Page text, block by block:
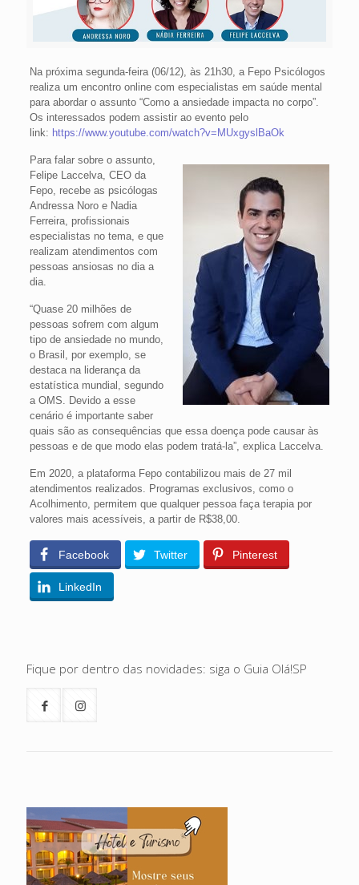
Na próxima segunda-feira (06/12), às 21h30, a Fepo Psicólogos
realiza um encontro online com especialistas em saúde mental
para abordar o assunto “Como a ansiedade impacta no corpo”.
Os interessados podem assistir ao evento pelo
link: https://www.youtube.com/watch?v=MUxgyslBaOk
Para falar sobre o assunto,
Felipe Laccelva, CEO da
Fepo, recebe as psicólogas
Andressa Noro e Nadia
Ferreira, profissionais
especialistas no tema, e que
realizam atendimentos com
pessoas ansiosas no dia a
dia.
“Quase 20 milhões de
pessoas sofrem com algum
tipo de ansiedade no mundo,
o Brasil, por exemplo, se
destaca na liderança da
estatística mundial, segundo
a OMS. Devido a esse
cenário é importante saber
quais são as consequências que essa doença pode causar às
pessoas e de que modo elas podem tratá-la”, explica Laccelva.
Em 2020, a plataforma Fepo contabilizou mais de 27 mil
atendimentos realizados. Programas exclusivos, como o
Acolhimento, permitem que qualquer pessoa faça terapia por
valores mais acessíveis, a partir de R$38,00.
Facebook Twitter Pinterest
LinkedIn
Fique por dentro das novidades: siga o Guia Olá!SP